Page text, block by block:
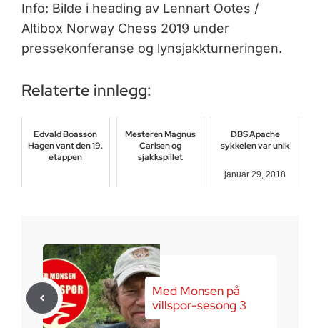
Info: Bilde i heading av Lennart Ootes /
Altibox Norway Chess 2019 under
pressekonferanse og lynsjakkturneringen.
Relaterte innlegg:
Edvald Boasson
Hagen vant den 19.
etappen
Mesteren Magnus
Carlsen og
sjakkspillet
DBS Apache
sykkelen var unik
januar 29, 2018
Med Monsen på
villspor-sesong 3